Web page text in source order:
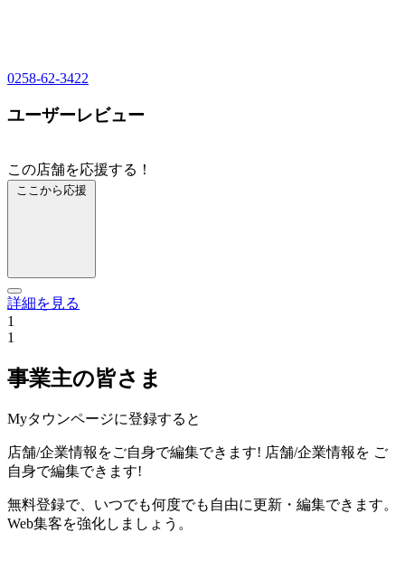
0258-62-3422
ユーザーレビュー
この店舗を応援する！
ここから応援
詳細を見る
1
1
事業主の皆さま
Myタウンページに登録すると
店舗/企業情報をご自身で編集できます! 店舗/企業情報を ご
自身で編集できます!
無料登録で、いつでも何度でも自由に更新・編集できます。
Web集客を強化しましょう。